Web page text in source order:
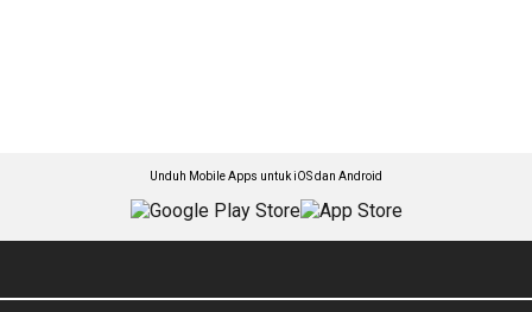
Unduh Mobile Apps untuk iOS dan Android